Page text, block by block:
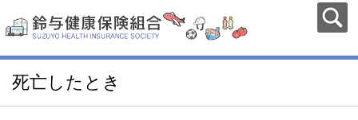
死亡したとき